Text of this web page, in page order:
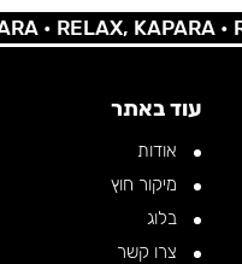
•RELAX, KAPARA •
עוד באתר
אודות
מיקור חוץ
בלוג
צרו קשר